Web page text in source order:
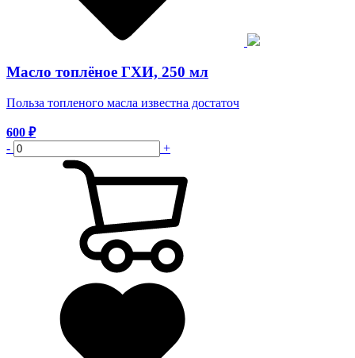
Масло топлёное ГХИ, 250 мл
Польза топленого масла известна достаточ
600 ₽
-
+